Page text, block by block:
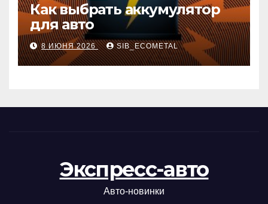
Как выбрать аккумулятор
для авто
8 ИЮНЯ 2026 SIB_ECOMETAL
Экспресс-авто
Авто-новинки